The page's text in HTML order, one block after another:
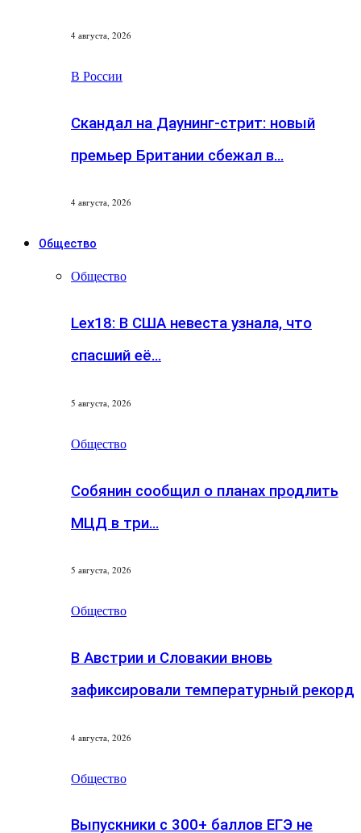
4 августа, 2026
В России
Скандал на Даунинг-стрит: новый
премьер Британии сбежал в…
4 августа, 2026
Общество
Общество
Lex18: В США невеста узнала, что
спасший её…
5 августа, 2026
Общество
Собянин сообщил о планах продлить
МЦД в три…
5 августа, 2026
Общество
В Австрии и Словакии вновь
зафиксировали температурный рекорд
4 августа, 2026
Общество
Выпускники с 300+ баллов ЕГЭ не